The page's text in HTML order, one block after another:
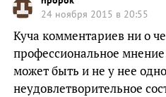
24 ноября 2015 в 20:55
Куча комментариев ни о
профессиональное
может быть и не у нее
неудовлетворительное